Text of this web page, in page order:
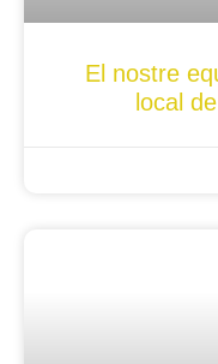
El nostre
local